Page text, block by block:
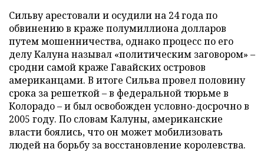
Сильву арестовали и осудили на 24 года по
обвинению в краже полумиллиона долларов
путем мошенничества, однако процесс по его
делу Калуна называл «политическим заговором» –
сродни самой краже Гавайских островов
американцами. В итоге Сильва провел половину
срока за решеткой – в федеральной тюрьме в
Колорадо – и был освобожден условно-досрочно в
2005 году. По словам Калуны, американские
власти боялись, что он может мобилизовать
людей на борьбу за восстановление королевства.